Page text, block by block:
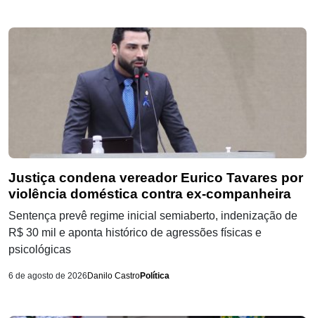
Justiça condena vereador Eurico Tavares por
violência doméstica contra ex-companheira
Sentença prevê regime inicial semiaberto, indenização de
R$ 30 mil e aponta histórico de agressões físicas e
psicológicas
6 de agosto de 2026 Danilo CastroPolítica